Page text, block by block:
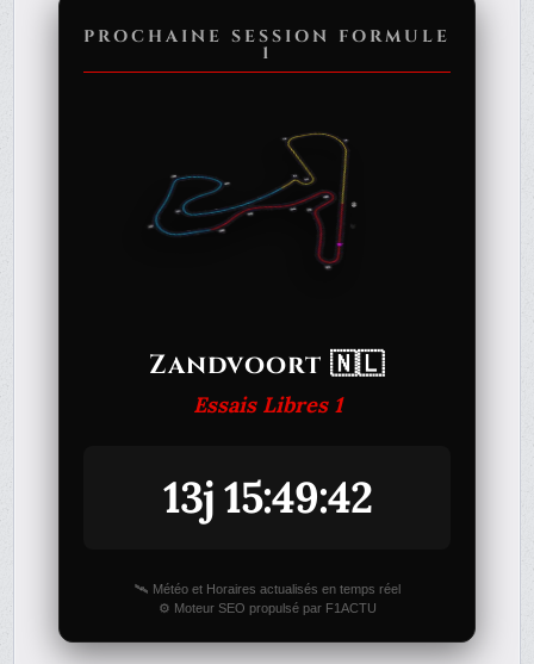
PROCHAINE SESSION FORMULE
1
Zandvoort 🇳🇱
Essais Libres 1
13j 15:49:42
🛰️ Météo et Horaires actualisés en temps réel
⚙️ Moteur SEO propulsé par F1ACTU